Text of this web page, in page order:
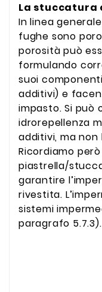
La stuccatura
In linea
fughe sono
porosità può
formulando
suoi
additivi) e
impasto. Si
idrorepellenza
additivi, ma
Ricordiamo
piastrella/
garantire
rivestita.
sistemi
paragrafo 5.7.3).